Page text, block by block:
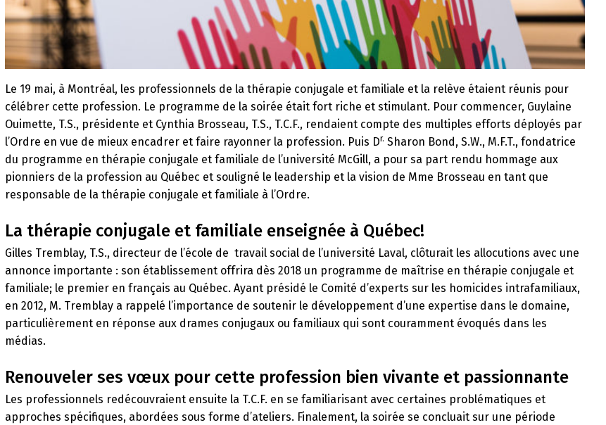
Le 19 mai, à Montréal, les professionnels de la thérapie conjugale et familiale et la relève étaient réunis pour
célébrer cette profession. Le programme de la soirée était fort riche et stimulant. Pour commencer, Guylaine
Ouimette, T.S., présidente et Cynthia Brosseau, T.S., T.C.F., rendaient compte des multiples efforts déployés par
l’Ordre en vue de mieux encadrer et faire rayonner la profession. Puis Dr. Sharon Bond, S.W., M.F.T., fondatrice
du programme en thérapie conjugale et familiale de l’université McGill, a pour sa part rendu hommage aux
pionniers de la profession au Québec et souligné le leadership et la vision de Mme Brosseau en tant que
responsable de la thérapie conjugale et familiale à l’Ordre.
La thérapie conjugale et familiale enseignée à Québec!
Gilles Tremblay, T.S., directeur de l’école de travail social de l’université Laval, clôturait les allocutions avec une
annonce importante : son établissement offrira dès 2018 un programme de maîtrise en thérapie conjugale et
familiale; le premier en français au Québec. Ayant présidé le Comité d’experts sur les homicides intrafamiliaux,
en 2012, M. Tremblay a rappelé l’importance de soutenir le développement d’une expertise dans le domaine,
particulièrement en réponse aux drames conjugaux ou familiaux qui sont couramment évoqués dans les
médias.
Renouveler ses vœux pour cette profession bien vivante et passionnante
Les professionnels redécouvraient ensuite la T.C.F. en se familiarisant avec certaines problématiques et
approches spécifiques, abordées sous forme d’ateliers. Finalement, la soirée se concluait sur une période